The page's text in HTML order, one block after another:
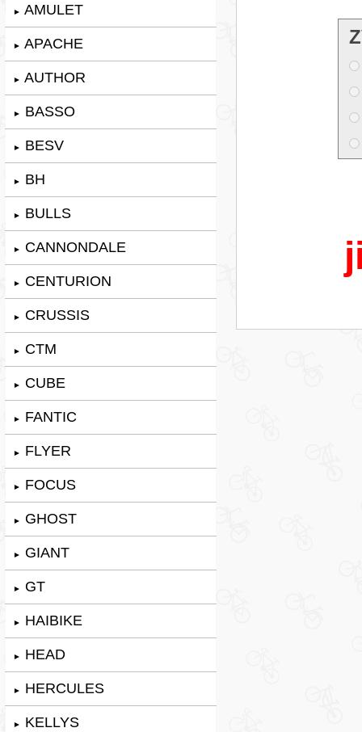
► AMULET
► APACHE
► AUTHOR
► BASSO
► BESV
► BH
► BULLS
► CANNONDALE
► CENTURION
► CRUSSIS
► CTM
► CUBE
► FANTIC
► FLYER
► FOCUS
► GHOST
► GIANT
► GT
► HAIBIKE
► HEAD
► HERCULES
► KELLYS